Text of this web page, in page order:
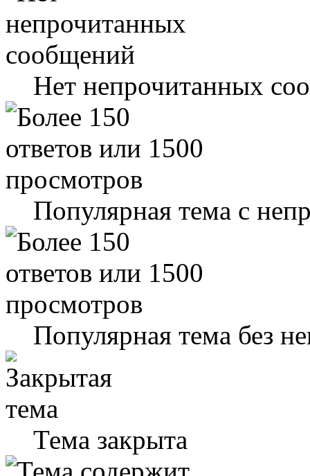
Нет непрочитанных
Популярная тема с
Популярная тема без
Тема закрыта